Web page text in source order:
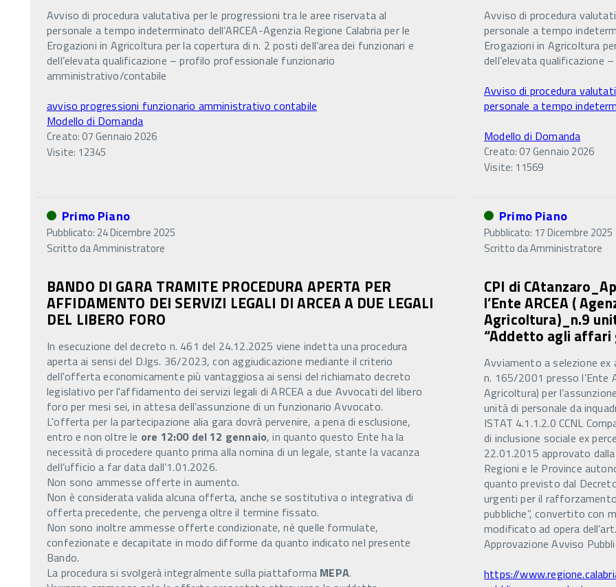
Avviso di procedura valutativa per le progressioni tra le aree riservata al
personale a tempo indeterminato dell’ARCEA-Agenzia Regione Calabria per le
Erogazioni in Agricoltura per la copertura di n. 2 posti dell’area dei funzionari e
dell’elevata qualificazione – profilo professionale funzionario
amministrativo/contabile
avviso progressioni funzionario amministrativo contabile
Modello di Domanda
Creato: 07 Gennaio 2026
Visite: 12345
Avviso di procedura
personale a tempo
Erogazioni in Agricoltura
dell’elevata qualificazione
Avviso di procedura
personale a tempo
Modello di Domanda
Creato: 07 Gennaio 2026
Visite: 11569
Primo Piano
Pubblicato: 24 Dicembre 2025
Scritto daAmministratore
BANDO DI GARA TRAMITE PROCEDURA APERTA PER
AFFIDAMENTO DEI SERVIZI LEGALI DI ARCEA A DUE LEGALI
DEL LIBERO FORO
In esecuzione del decreto n. 461 del 24.12.2025 viene indetta una procedura
aperta ai sensi del D.lgs. 36/2023, con aggiudicazione mediante il criterio
dell'offerta economicamente più vantaggiosa ai sensi del richiamato decreto
legislativo per l'affidamento dei servizi legali di ARCEA a due Avvocati del libero
foro per mesi sei, in attesa dell’assunzione di un funzionario Avvocato.
L'offerta per la partecipazione alia gara dovrà pervenire, a pena di esclusione,
entro e non oltre le ore 12:00 del 12 gennaio, in quanto questo Ente ha la
necessità di procedere quanto prima alla nomina di un legale, stante la vacanza
dell’ufficio a far data dall’1.01.2026.
Non sono ammesse offerte in aumento.
Non è considerata valida alcuna offerta, anche se sostitutiva o integrativa di
offerta precedente, che pervenga oltre il termine fissato.
Non sono inoltre ammesse offerte condizionate, né quelle formulate,
confezionate e decapitate in modo difforme da quanto indicato nel presente
Bando.
La procedura si svolgerà integralmente sulla piattaforma MEPA.
Primo Piano
Pubblicato: 17 Dicembre 2025
Scritto daAmministratore
CPI di
l’Ente ARCEA (
Agricoltura)_n.9
“Addetto agli affari
Avviamento a selezione
n. 165/2001 presso l’Ente
Agricoltura) per
unità di personale da
ISTAT 4.1.1.2.0 CCNL
di inclusione sociale ex
22.01.2015 approvato
Regioni e le Province
quanto previsto dal
urgenti per il
pubbliche”, convertito con
modificato ad opera
Approvazione Avviso
https://